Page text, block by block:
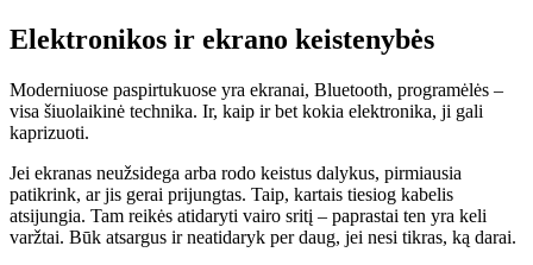
Elektronikos ir ekrano keistenybės
Moderniuose paspirtukuose yra ekranai, Bluetooth, programėlės –
visa šiuolaikinė technika. Ir, kaip ir bet kokia elektronika, ji gali
kaprizuoti.
Jei ekranas neužsidega arba rodo keistus dalykus, pirmiausia
patikrink, ar jis gerai prijungtas. Taip, kartais tiesiog kabelis
atsijungia. Tam reikės atidaryti vairo sritį – paprastai ten yra keli
varžtai. Būk atsargus ir neatidaryk per daug, jei nesi tikras, ką darai.